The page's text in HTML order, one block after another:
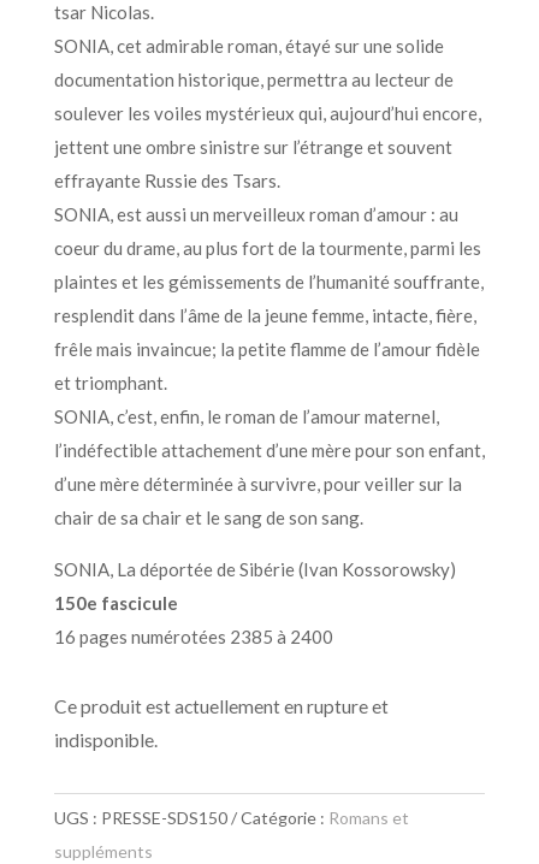
tsar Nicolas.
SONIA, cet admirable roman, étayé sur une solide
documentation historique, permettra au lecteur de
soulever les voiles mystérieux qui, aujourd’hui encore,
jettent une ombre sinistre sur l’étrange et souvent
effrayante Russie des Tsars.
SONIA, est aussi un merveilleux roman d’amour : au
coeur du drame, au plus fort de la tourmente, parmi les
plaintes et les gémissements de l’humanité souffrante,
resplendit dans l’âme de la jeune femme, intacte, fière,
frêle mais invaincue; la petite flamme de l’amour fidèle
et triomphant.
SONIA, c’est, enfin, le roman de l’amour maternel,
l’indéfectible attachement d’une mère pour son enfant,
d’une mère déterminée à survivre, pour veiller sur la
chair de sa chair et le sang de son sang.
SONIA, La déportée de Sibérie (Ivan Kossorowsky)
150e fascicule
16 pages numérotées 2385 à 2400
Ce produit est actuellement en rupture et
indisponible.
UGS : PRESSE-SDS150 Catégorie : Romans et
suppléments